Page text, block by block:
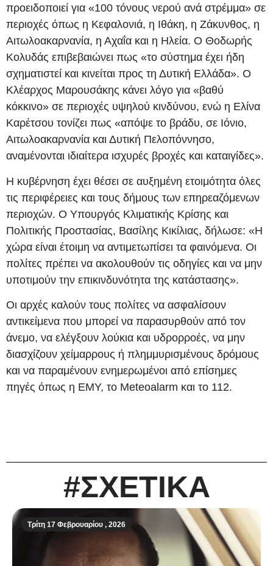
προειδοποιεί για «100 τόνους νερού ανά στρέμμα» σε
περιοχές όπως η Κεφαλονιά, η Ιθάκη, η Ζάκυνθος, η
Αιτωλοακαρνανία, η Αχαΐα και η Ηλεία. Ο Θοδωρής
Κολυδάς επιβεβαιώνει πως «το σύστημα έχει ήδη
σχηματιστεί και κινείται προς τη Δυτική Ελλάδα». Ο
Κλέαρχος Μαρουσάκης κάνει λόγο για «βαθύ
κόκκινο» σε περιοχές υψηλού κινδύνου, ενώ η Ελίνα
Καρέτσου τονίζει πως «απόψε το βράδυ, σε Ιόνιο,
Αιτωλοακαρνανία και Δυτική Πελοπόννησο,
αναμένονται ιδιαίτερα ισχυρές βροχές και καταιγίδες».
Η κυβέρνηση έχει θέσει σε αυξημένη ετοιμότητα όλες
τις περιφέρειες και τους δήμους των επηρεαζόμενων
περιοχών. Ο Υπουργός Κλιματικής Κρίσης και
Πολιτικής Προστασίας, Βασίλης Κικίλιας, δήλωσε: «Η
χώρα είναι έτοιμη να αντιμετωπίσει τα φαινόμενα. Οι
πολίτες πρέπει να ακολουθούν τις οδηγίες και να μην
υποτιμούν την επικινδυνότητα της κατάστασης».
Οι αρχές καλούν τους πολίτες να ασφαλίσουν
αντικείμενα που μπορεί να παρασυρθούν από τον
άνεμο, να ελέγξουν λούκια και υδρορροές, να μην
διασχίζουν χείμαρρους ή πλημμυρισμένους δρόμους
και να παραμένουν ενημερωμένοι από επίσημες
πηγές όπως η ΕΜΥ, το Meteoalarm και το 112.
#ΣΧΕΤΙΚΑ
Τρίτη 17 Φεβρουαρίου , 2026